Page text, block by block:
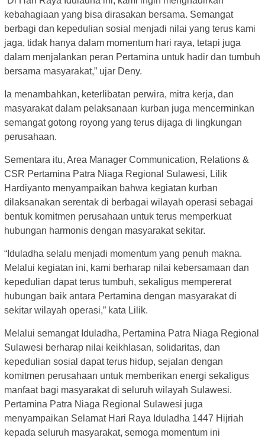
kebahagiaan yang bisa dirasakan bersama. Semangat
berbagi dan kepedulian sosial menjadi nilai yang terus kami
jaga, tidak hanya dalam momentum hari raya, tetapi juga
dalam menjalankan peran Pertamina untuk hadir dan tumbuh
bersama masyarakat,” ujar Deny.
Ia menambahkan, keterlibatan perwira, mitra kerja, dan
masyarakat dalam pelaksanaan kurban juga mencerminkan
semangat gotong royong yang terus dijaga di lingkungan
perusahaan.
Sementara itu, Area Manager Communication, Relations &
CSR Pertamina Patra Niaga Regional Sulawesi, Lilik
Hardiyanto menyampaikan bahwa kegiatan kurban
dilaksanakan serentak di berbagai wilayah operasi sebagai
bentuk komitmen perusahaan untuk terus memperkuat
hubungan harmonis dengan masyarakat sekitar.
“Iduladha selalu menjadi momentum yang penuh makna.
Melalui kegiatan ini, kami berharap nilai kebersamaan dan
kepedulian dapat terus tumbuh, sekaligus mempererat
hubungan baik antara Pertamina dengan masyarakat di
sekitar wilayah operasi,” kata Lilik.
Melalui semangat Iduladha, Pertamina Patra Niaga Regional
Sulawesi berharap nilai keikhlasan, solidaritas, dan
kepedulian sosial dapat terus hidup, sejalan dengan
komitmen perusahaan untuk memberikan energi sekaligus
manfaat bagi masyarakat di seluruh wilayah Sulawesi.
Pertamina Patra Niaga Regional Sulawesi juga
menyampaikan Selamat Hari Raya Iduladha 1447 Hijriah
kepada seluruh masyarakat, semoga momentum ini